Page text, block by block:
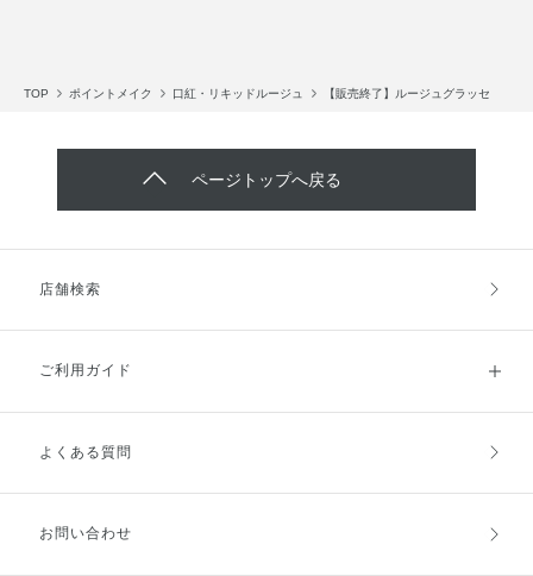
TOP ポイントメイク 口紅・リキッドルージュ 【販売終了】ルージュグラッセ
ページトップへ戻る
店舗検索
ご利用ガイド
ご利用ガイドトップ
お支払方法
よくある質問
お問い合わせ